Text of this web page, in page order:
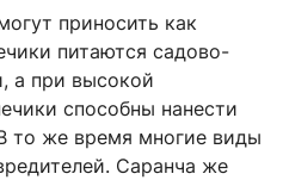
приносить как
питаются садово-
а при высокой
способны нанести
то же время многие виды
Саранча же